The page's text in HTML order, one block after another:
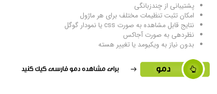
پشتیبانی از چندزبانگی
امکان تثبت تنظیمات مختلف برای هر ماژول
نتایج قابل مشاهده به صورت css یا نمودار گوگل
نظردهی به صورت آجاکس
بدون نیاز به ویکیومد یا تغییر هسته